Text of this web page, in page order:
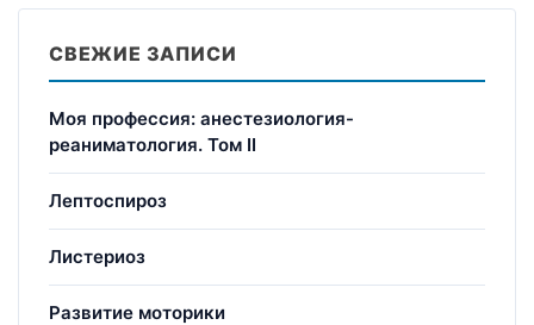
СВЕЖИЕ ЗАПИСИ
Моя профессия: анестезиология-
реаниматология. Том II
Лептоспироз
Листериоз
Развитие моторики